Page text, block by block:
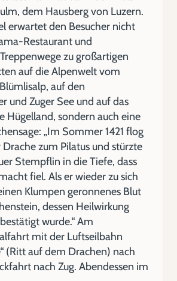
dem Hausberg von Luzern.
erwartet den Besucher nicht
Restaurant und
zu großartigen
auf die Alpenwelt vom
auf den
und Zuger See und auf das
Hügelland, sondern auch eine
„Im Sommer 1421 flog
zum Pilatus und stürzte
Stempflin in die Tiefe, dass
fiel. Als er wieder zu sich
Klumpen geronnenes Blut
dessen Heilwirkung
wurde.“ Am
mit der Luftseilbahn
(Ritt auf dem Drachen) nach
nach Zug. Abendessen im